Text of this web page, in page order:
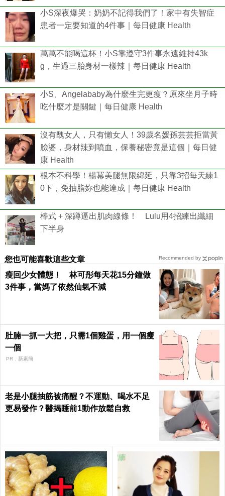
小S深夜爆哭：奶奶不記得我們了！家中有失智症
患者一定要知道的4件事｜每日健康 Health
萬萬不能喝這杯！小S靠遵守3件事永遠維持43k
g，生過三胎身材一樣辣｜每日健康 Health
小S、Angelababy為什麼生完更瘦？原來坐月子時
吃什麼才是關鍵｜每日健康 Health
沒有醜女人，只有懶女人！39歲名媛孫芸芸拒當黃
臉婆，身材辣到噴血，保養秘密竟是這個｜每日健
康 Health
根本不科學！楊冪美腿無限綿延，只靠3招每天練1
0下，免抽脂妳也能達成｜每日健康 Health
棒式 + 深蹲逼出肌肉線條！ Lulu用4招練出纖細
下半身
您也可能喜歡這些文章
瘦回少女體態！ 林可彤每天花15分鐘做
3件事，當媽了依然仙氣不減
肚腩一抓一大把，只需1個雞蛋，用一個瘦
一個
PR．新素簡
老是小腿抽筋被痛醒？不運動、喝水不足
更易發作？醫揭睡前1動作放鬆自救
Recommended by